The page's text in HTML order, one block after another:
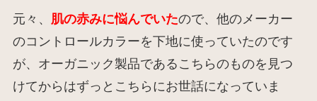
元々、 肌の赤みに悩んでいたので、他のメーカー
のコントロールカラーを下地に使っていたのです
が、オーガニック製品であるこちらのものを見つ
けてからはずっとこちらにお世話になっていま